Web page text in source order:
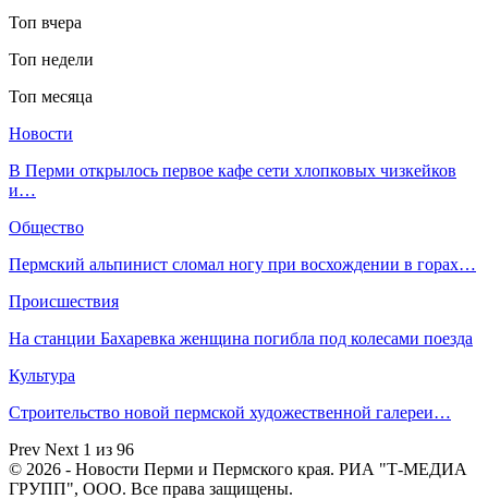
Топ вчера
Топ недели
Топ месяца
Новости
​В Перми открылось первое кафе сети хлопковых чизкейков
и…
Общество
Пермский альпинист сломал ногу при восхождении в горах…
Происшествия
На станции Бахаревка женщина погибла под колесами поезда
Культура
Строительство новой пермской художественной галереи…
Prev Next 1 из 96
© 2026 - Новости Перми и Пермского края. РИА "Т-МЕДИА
ГРУПП", ООО. Все права защищены.